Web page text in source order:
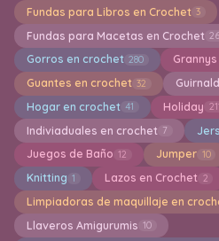
Fundas para Libros en Crochet 3
Fundas para Macetas en Crochet 26
Gorros en crochet 280
Guantes en crochet 32
Hogar en crochet 41 Holiday
Indiviaduales en crochet 7
Juegos de Baño 12 Jumper 10
Knitting 1 Lazos en Crochet 2
Limpiadoras de maquillaje en
Llaveros Amigurumis 10